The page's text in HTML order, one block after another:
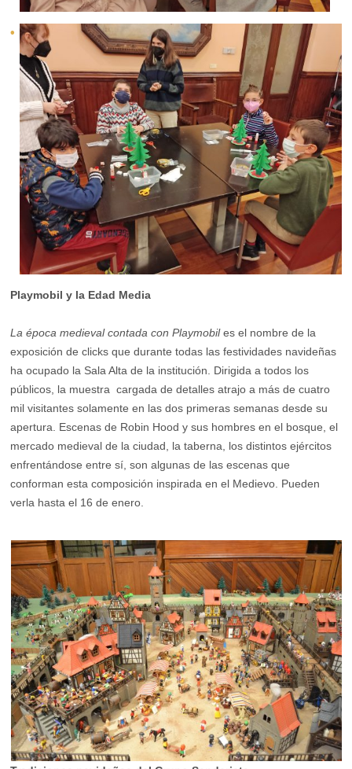
Playmobil y la Edad Media
La época medieval contada con Playmobiles el nombre de la
exposición de clicks que durante todas las festividades navideñas
ha ocupado la Sala Alta de la institución. Dirigida a todos los
públicos, la muestra cargada de detalles atrajo a más de cuatro
mil visitantes solamente en las dos primeras semanas desde su
apertura. Escenas de Robin Hood y sus hombres en el bosque, el
mercado medieval de la ciudad, la taberna, los distintos ejércitos
enfrentándose entre sí, son algunas de las escenas que
conforman esta composición inspirada en el Medievo. Pueden
verla hasta el 16 de enero.